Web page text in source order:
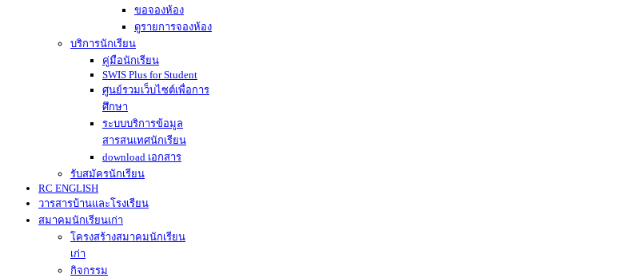
ขอจองห้อง
ดูรายการจองห้อง
บริการนักเรียน
คู่มือนักเรียน
SWIS Plus for Student
ศูนย์รวมเว็บไซต์เพื่อการ
ศึกษา
ระบบบริการข้อมูล
สารสนเทศนักเรียน
download เอกสาร
รับสมัครนักเรียน
RC ENGLISH
วารสารบ้านและโรงเรียน
สมาคมนักเรียนเก่า
โครงสร้างสมาคมนักเรียน
เก่า
กิจกรรม